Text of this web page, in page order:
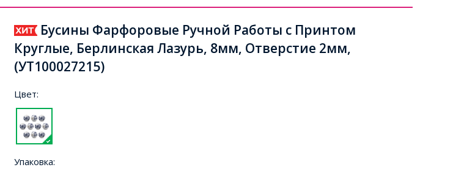
Бусины Фарфоровые Ручной Работы с Принтом
Круглые, Берлинская Лазурь, 8мм, Отверстие 2мм,
(УТ100027215)
Цвет:
Упаковка: